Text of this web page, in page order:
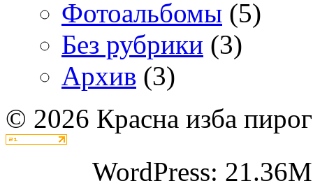
Фотоальбомы (5)
Без рубрики (3)
Архив (3)
© 2026 Красна изба
WordPress: